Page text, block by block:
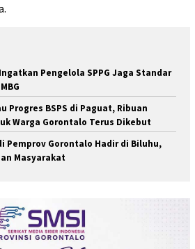
Pengelola SPPG Jaga Standar
Progres BSPS di Paguat, Ribuan
Warga Gorontalo Terus Dikebut
Pemprov Gorontalo Hadir di Biluhu,
Masyarakat